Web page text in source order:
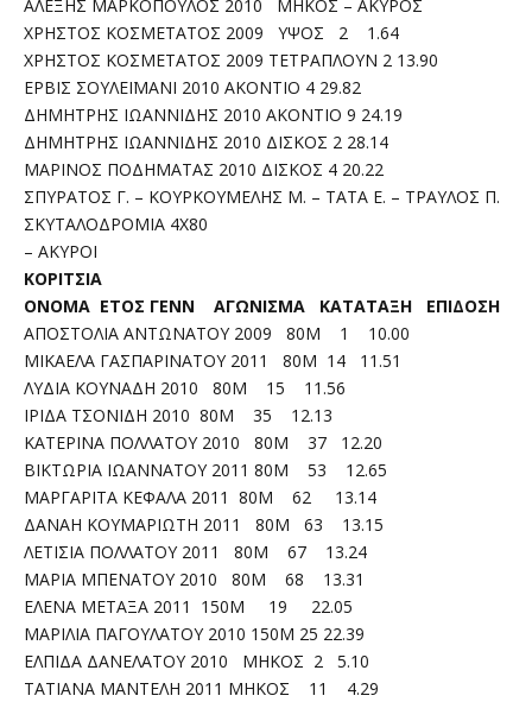
ΑΛΕΞΗΣ ΜΑΡΚΟΠΟΥΛΟΣ 2010 ΜΗΚΟΣ – ΑΚΥΡΟΣ
ΧΡΗΣΤΟΣ ΚΟΣΜΕΤΑΤΟΣ 2009 ΥΨΟΣ 2 1.64
ΧΡΗΣΤΟΣ ΚΟΣΜΕΤΑΤΟΣ 2009 ΤΕΤΡΑΠΛΟΥΝ 2 13.90
ΕΡΒΙΣ ΣΟΥΛΕΪΜΑΝΙ 2010 ΑΚΟΝΤΙΟ 4 29.82
ΔΗΜΗΤΡΗΣ ΙΩΑΝΝΙΔΗΣ 2010 ΑΚΟΝΤΙΟ 9 24.19
ΔΗΜΗΤΡΗΣ ΙΩΑΝΝΙΔΗΣ 2010 ΔΙΣΚΟΣ 2 28.14
ΜΑΡΙΝΟΣ ΠΟΔΗΜΑΤΑΣ 2010 ΔΙΣΚΟΣ 4 20.22
ΣΠΥΡΑΤΟΣ Γ. – ΚΟΥΡΚΟΥΜΕΛΗΣ Μ. – ΤΑΤΑ Ε. – ΤΡΑΥΛΟΣ Π.
ΣΚΥΤΑΛΟΔΡΟΜΙΑ 4Χ80
– ΑΚΥΡΟΙ
ΚΟΡΙΤΣΙΑ
ΟΝΟΜΑ ΕΤΟΣ ΓΕΝΝ ΑΓΩΝΙΣΜΑ ΚΑΤΑΤΑΞΗ ΕΠΙΔΟΣΗ
ΑΠΟΣΤΟΛΙΑ ΑΝΤΩΝΑΤΟΥ 2009 80Μ 1 10.00
ΜΙΚΑΕΛΑ ΓΑΣΠΑΡΙΝΑΤΟΥ 2011 80Μ 14 11.51
ΛΥΔΙΑ ΚΟΥΝΑΔΗ 2010 80Μ 15 11.56
ΙΡΙΔΑ ΤΣΟΝΙΔΗ 2010 80Μ 35 12.13
ΚΑΤΕΡΙΝΑ ΠΟΛΛΑΤΟΥ 2010 80Μ 37 12.20
ΒΙΚΤΩΡΙΑ ΙΩΑΝΝΑΤΟΥ 2011 80Μ 53 12.65
ΜΑΡΓΑΡΙΤΑ ΚΕΦΑΛΑ 2011 80Μ 62 13.14
ΔΑΝΑΗ ΚΟΥΜΑΡΙΩΤΗ 2011 80Μ 63 13.15
ΛΕΤΙΣΙΑ ΠΟΛΛΑΤΟΥ 2011 80Μ 67 13.24
ΜΑΡΙΑ ΜΠΕΝΑΤΟΥ 2010 80Μ 68 13.31
ΕΛΕΝΑ ΜΕΤΑΞΑ 2011 150Μ 19 22.05
ΜΑΡΙΛΙΑ ΠΑΓΟΥΛΑΤΟΥ 2010 150Μ 25 22.39
ΕΛΠΙΔΑ ΔΑΝΕΛΑΤΟΥ 2010 ΜΗΚΟΣ 2 5.10
ΤΑΤΙΑΝΑ ΜΑΝΤΕΛΗ 2011 ΜΗΚΟΣ 11 4.29